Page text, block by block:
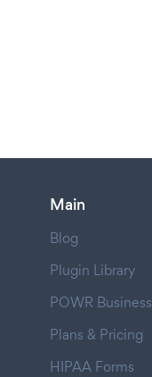
Main
Blog
Plugin Library
POWR Business
Plans & Pricing
HIPAA Forms